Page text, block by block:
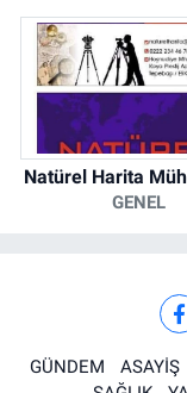
Natürel Harita
GENEL
GÜNDEM ASAYİŞ